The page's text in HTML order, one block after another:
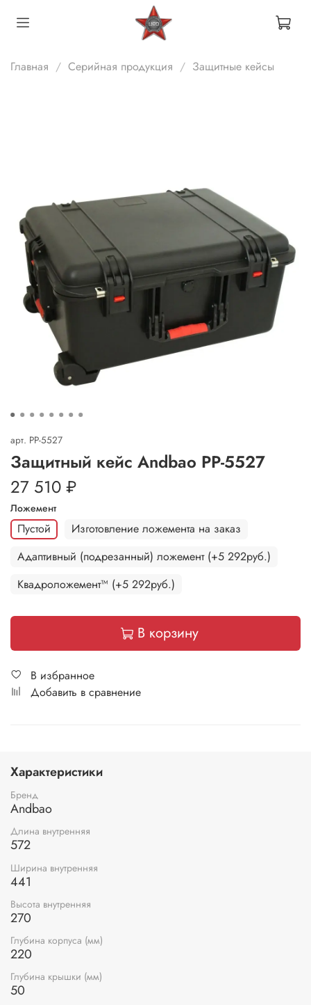
Главная Серийная продукция Защитные кейсы
арт. PP-5527
Защитный кейс Andbao PP-5527
27 510 ₽
Ложемент
Пустой
Изготовление ложемента на заказ
Адаптивный (подрезанный) ложемент (+5 292руб.)
Квадроложемент™ (+5 292руб.)
В корзину
В избранное
Добавить в сравнение
Характеристики
Бренд
Andbao
Длина внутренняя
572
Ширина внутренняя
441
Высота внутренняя
270
Глубина корпуса (мм)
220
Глубина крышки (мм)
50